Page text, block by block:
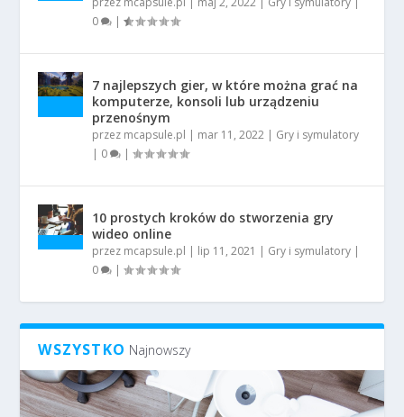
0
|
7 najlepszych gier, w które można grać na
komputerze, konsoli lub urządzeniu
przenośnym
przez mcapsule.pl | mar 11, 2022 | Gry i symulatory
| 0 |
10 prostych kroków do stworzenia gry
wideo online
przez mcapsule.pl | lip 11, 2021 | Gry i symulatory |
0
|
WSZYSTKO Najnowszy